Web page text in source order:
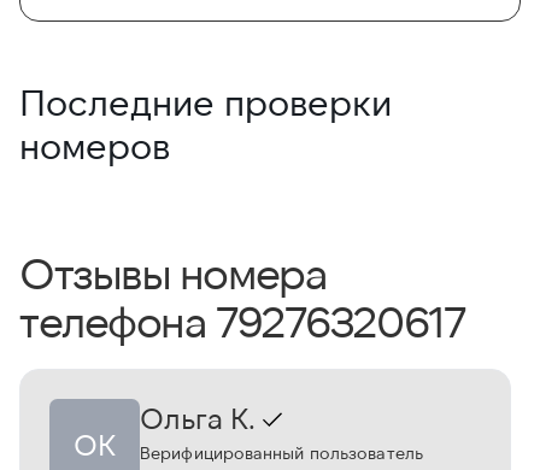
Последние проверки
номеров
Отзывы номера
телефона 79276320617
ОК
Ольга К.
Верифицированный пользователь